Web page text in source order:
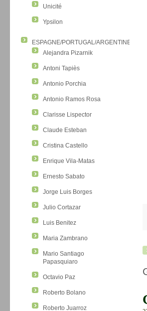
Unicité
Ypsilon
ESPAGNE/PORTUGAL/ARGENTINE/
Alejandra Pizarnik
Antoni Tapiès
Antonio Porchia
Antonio Ramos Rosa
Clarisse Lispector
Claude Esteban
Cristina Castello
Enrique Vila-Matas
Ernesto Sabato
Jorge Luis Borges
Julio Cortazar
Luis Benitez
Maria Zambrano
Mario Santiago
Papasquiaro
Octavio Paz
Roberto Bolano
Roberto Juarroz